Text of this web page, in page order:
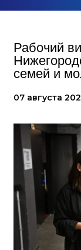
Рабочий
семей и
07 августа